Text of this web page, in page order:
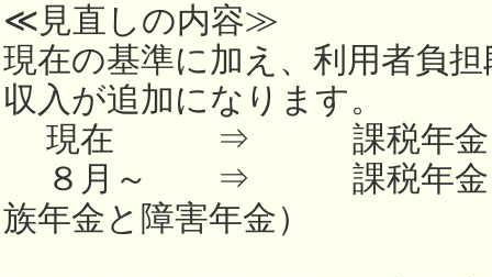
≪見直しの内容≫
現在の基準に加え、利用者負
収入が追加になります。
現在 ⇒ 課税年金
８月～ ⇒ 課税年金 +
族年金と障害年金）